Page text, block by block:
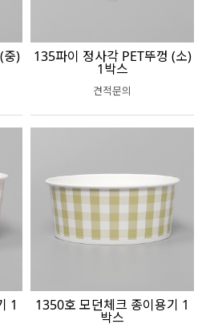
중) 135파이 정사각 PET뚜껑 (소)
1박스
견적문의
1 1350호 모던체크 종이용기 1
박스